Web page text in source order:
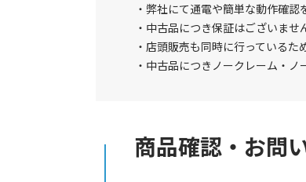
弊社にて通電や簡単な動作確認
中古品につき保証はございませ
店頭販売も同時に行っているた
中古品につきノークレーム・
商品確認・お問